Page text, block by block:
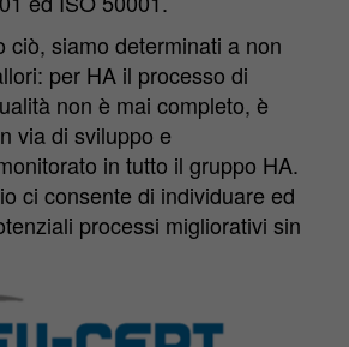
ciò, siamo determinati a non
per HA il processo di
non è mai completo, è
via di sviluppo e
in tutto il gruppo HA.
ci consente di individuare ed
processi migliorativi sin